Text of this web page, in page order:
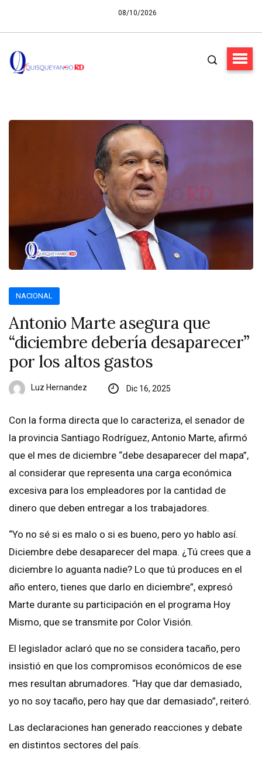
08/10/2026
NACIONAL
Antonio Marte asegura que
“diciembre debería desaparecer”
por los altos gastos
Luz Hernandez Dic 16, 2025
Con la forma directa que lo caracteriza, el senador de
la provincia Santiago Rodríguez, Antonio Marte, afirmó
que el mes de diciembre “debe desaparecer del mapa”,
al considerar que representa una carga económica
excesiva para los empleadores por la cantidad de
dinero que deben entregar a los trabajadores.
“Yo no sé si es malo o si es bueno, pero yo hablo así.
Diciembre debe desaparecer del mapa. ¿Tú crees que a
diciembre lo aguanta nadie? Lo que tú produces en el
año entero, tienes que darlo en diciembre”, expresó
Marte durante su participación en el programa Hoy
Mismo, que se transmite por Color Visión.
El legislador aclaró que no se considera tacaño, pero
insistió en que los compromisos económicos de ese
mes resultan abrumadores. “Hay que dar demasiado,
yo no soy tacaño, pero hay que dar demasiado”, reiteró.
Las declaraciones han generado reacciones y debate
en distintos sectores del país.